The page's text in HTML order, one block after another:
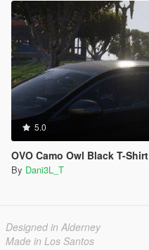
5.0
OVO Camo Owl Black T-Shirt
By Dani3L_T
Designed in Alderney
Made in Los Santos